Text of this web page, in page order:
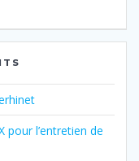
pour l’entretien de